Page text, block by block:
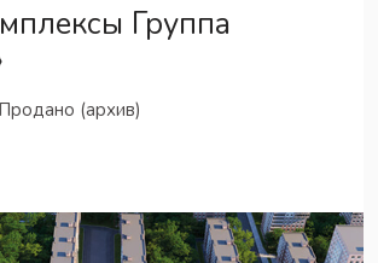
Группа
Продано (архив)